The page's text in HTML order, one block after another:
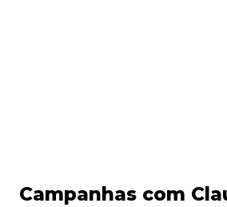
Campanhas com